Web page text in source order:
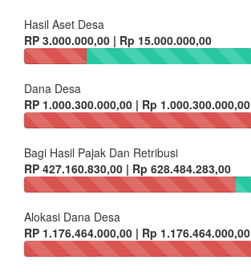
Hasil Aset Desa
RP 3.000.000,00 | Rp 15.000.000,00
Dana Desa
RP 1.000.300.000,00 | Rp 1.000.300.000,00
Bagi Hasil Pajak Dan Retribusi
RP 427.160.830,00 | Rp 628.484.283,00
Alokasi Dana Desa
RP 1.176.464.000,00 | Rp 1.176.464.000,00